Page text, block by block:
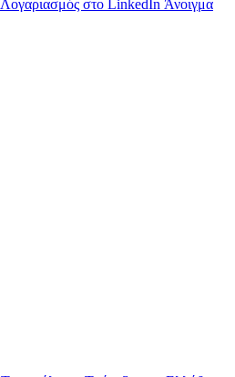
Λογαριασμός στο LinkedIn Άνοιγμα